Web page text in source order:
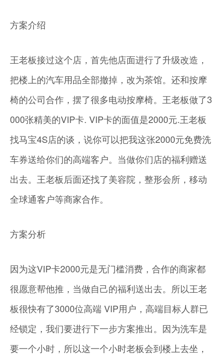
方案介绍
王老板接过这个店，首先他店面进行了升级改造，
把楼上的汽车用品全部撤掉，改为茶馆。还和按摩
椅的公司合作，摆了很多电动按摩椅。王老板做了3
000张精美的VIP卡. VIP卡的面值是2000元.王老板
找马宝4S店的谈，说你可以把我这张2000元免费洗
车券送给你们的高端客户。当做你们店的福利赠送
出去。王老板后面还找了美容院，整形会所，移动
全球通客户等商家合作。
方案分析
因为这VIP卡2000元是无门槛消费，合作的商家都
很愿意帮他推，当做自己的福利送出去。所以王老
板很快有了3000位高端 VIP用户，高端目标人群已
经锁定，我们要进行下一步方案推出。因为洗车是
要一个小时，所以这一个小时老板会到楼上去坐，